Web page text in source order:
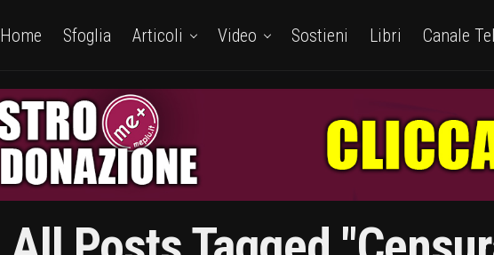
Home Sfoglia Articoli Video Sostieni Libri Canale